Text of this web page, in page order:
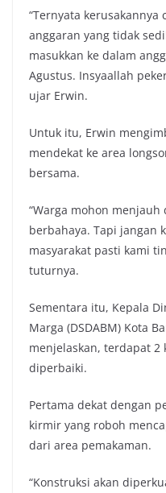
“Ternyata
anggaran yang tidak
masukkan ke dalam
Agustus. Insyaallah
ujar Erwin.
Untuk itu, Erwin
mendekat ke area
bersama.
“Warga mohon
berbahaya. Tapi jangan
masyarakat pasti kami
tuturnya.
Sementara itu, Kepala
Marga (DSDABM) Kota
menjelaskan, terdapat 2
diperbaiki.
Pertama dekat dengan
kirmir yang roboh
dari area pemakaman.
“Konstruksi akan